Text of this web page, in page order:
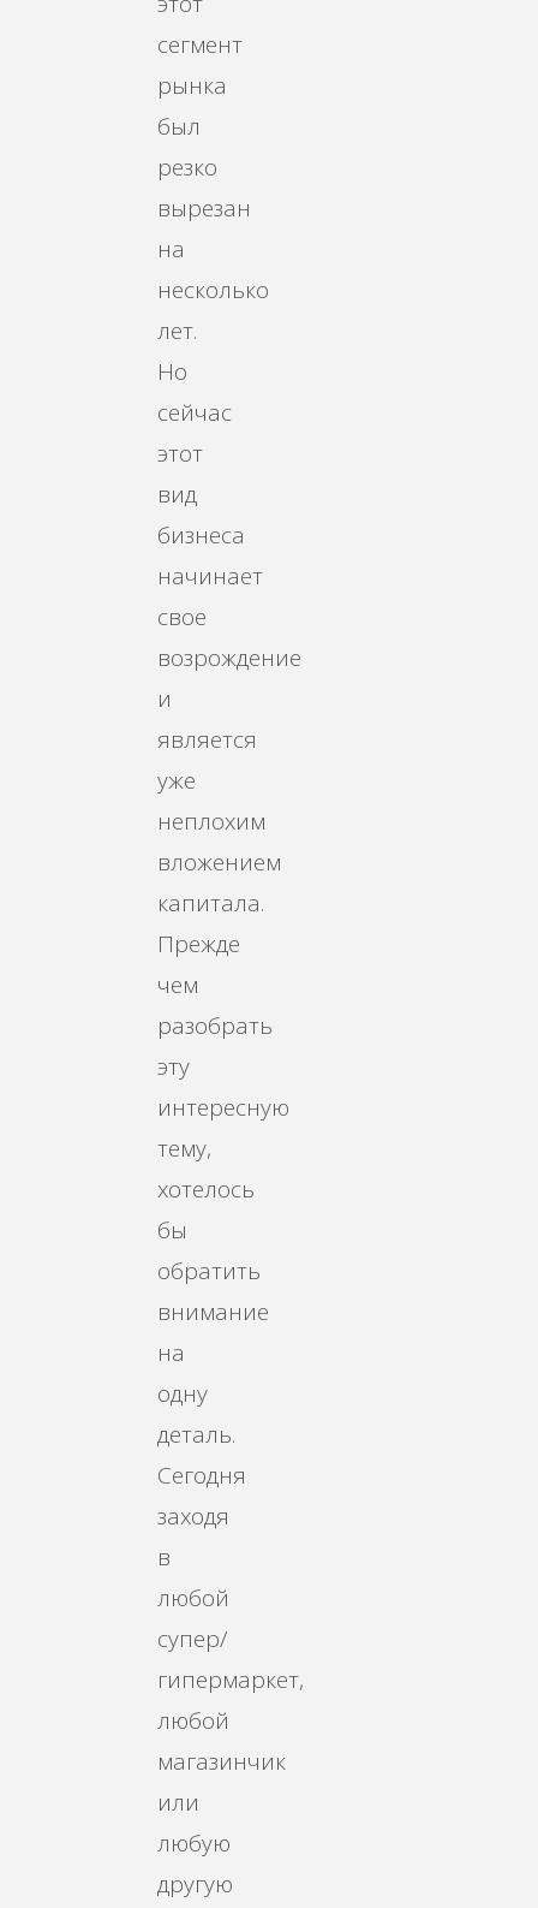
сегмент
рынка
был
резко
вырезан
на
несколько
лет.
Но
сейчас
этот
вид
бизнеса
начинает
свое
возрождение
и
является
уже
неплохим
вложением
капитала.
Прежде
чем
разобрать
эту
интересную
тему,
хотелось
бы
обратить
внимание
на
одну
деталь.
Сегодня
заходя
в
любой
супер/
гипермаркет,
любой
магазинчик
или
любую
другую